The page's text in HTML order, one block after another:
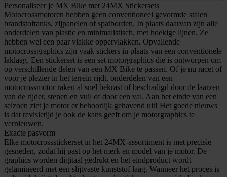
Personaliseer je MX Bike met 24MX Stickersets
Motocrossmotoren hebben geen conventioneel gevormde stalen
brandstoftanks, zijpanelen of spatborden. In plaats daarvan zijn alle
onderdelen van plastic en minimalistisch, met hoekige lijnen. Ze
hebben wel een paar vlakke oppervlakken. Opvallende
motocrossgraphics zijn vaak stickers in plaats van een conventionele
laklaag. Een stickerset is een set motorgraphics die is ontworpen om
op verschillende delen van een MX Bike te passen. Of je nu racet of
voor je plezier in het terrein rijdt, onderdelen van een
motocrossmotor raken al snel bekrast of beschadigd door de laarzen
van de rijder, stenen en vuil of door een val. Aan het einde van een
seizoen ziet je motor er behoorlijk gehavend uit! Het goede nieuws
is dat revisietijd je ook de kans geeft om je motorgraphics te
vernieuwen.
Exacte pasvorm
Elke motocrossstickerset in het 24MX-assortiment is met precisie
gesneden, zodat hij past op het merk en model van je motor. De
graphics worden digitaal gedrukt en het eindproduct wordt
gelamineerd met een slijtvaste kunststof laag. Wanneer het proces is